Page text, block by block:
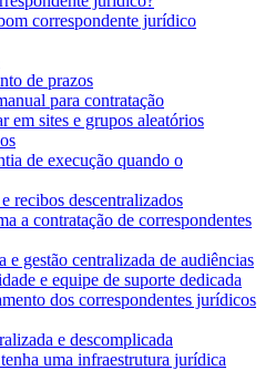
correspondente jurídico
de prazos
para contratação
em sites e grupos aleatórios
de execução quando o
recibos descentralizados
a contratação de correspondentes
e gestão centralizada de audiências
e equipe de suporte dedicada
dos correspondentes jurídicos
e descomplicada
uma infraestrutura jurídica